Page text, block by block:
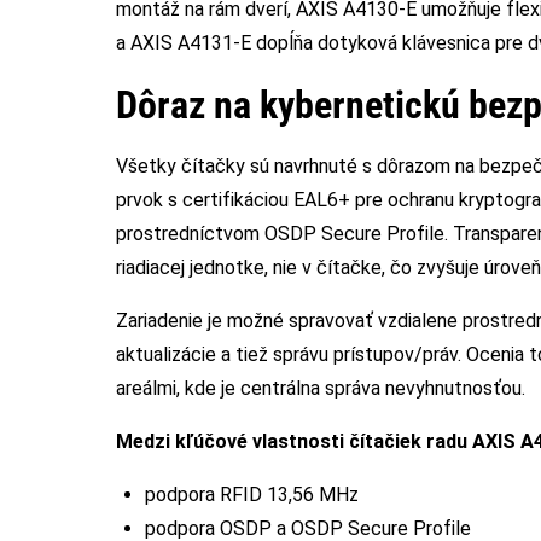
montáž na rám dverí, AXIS A4130-E umožňuje
a AXIS A4131-E dopĺňa dotyková klávesnica pre
Dôraz na kybernetickú
Všetky čítačky sú navrhnuté s dôrazom na
prvok s certifikáciou EAL6+ pre ochranu
prostredníctvom OSDP Secure Profile.
riadiacej jednotke, nie v čítačke, čo zvyšuje
Zariadenie je možné spravovať vzdialene
aktualizácie a tiež správu prístupov/práv. Ocenia
areálmi, kde je centrálna správa nevyhnutnosťou.
Medzi kľúčové vlastnosti čítačiek radu AXIS
podpora RFID 13,56 MHz
podpora OSDP a OSDP Secure Profile